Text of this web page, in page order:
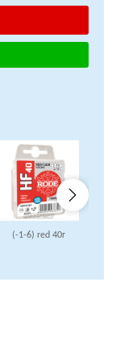
(-1-6) red 40г